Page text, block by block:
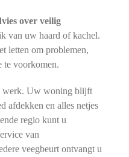
over veilig
van uw haard of kachel.
letten om problemen,
te voorkomen.
werk. Uw woning blijft
afdekken en alles netjes
regio kunt u
van
veegbeurt ontvangt u